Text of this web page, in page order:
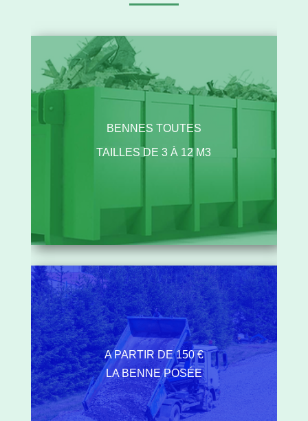
BENNES TOUTES
TAILLES DE 3 À 12 M3
A PARTIR DE 150 €
LA BENNE POSÉE